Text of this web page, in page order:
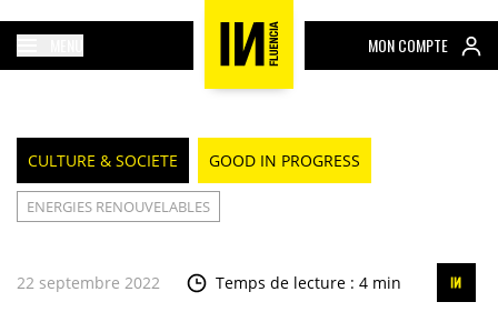
MON COMPTE
CULTURE & SOCIETE GOOD IN PROGRESS
ENERGIES RENOUVELABLES
22 septembre 2022 Temps de lecture : 4 min